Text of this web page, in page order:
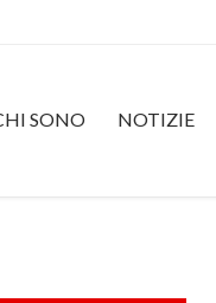
SONO NOTIZIE